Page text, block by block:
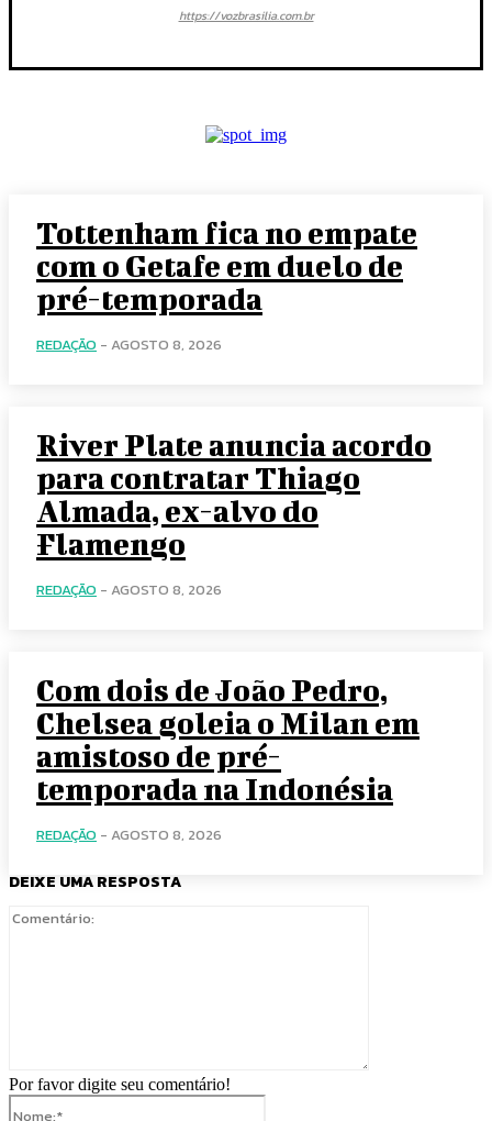
https://vozbrasilia.com.br
Tottenham fica no empate
com o Getafe em duelo de
pré-temporada
REDAÇÃO - AGOSTO 8, 2026
River Plate anuncia acordo
para contratar Thiago
Almada, ex-alvo do
Flamengo
REDAÇÃO - AGOSTO 8, 2026
Com dois de João Pedro,
Chelsea goleia o Milan em
amistoso de pré-
temporada na Indonésia
REDAÇÃO - AGOSTO 8, 2026
DEIXE UMA RESPOSTA
Por favor digite seu comentário!